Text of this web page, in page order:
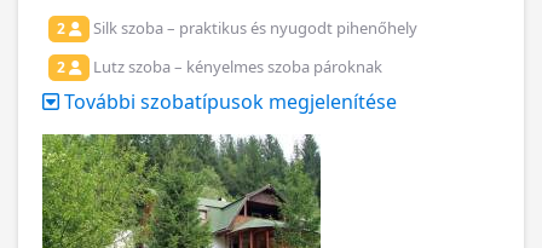
2 Silk szoba – praktikus és nyugodt pihenőhely
2 Lutz szoba – kényelmes szoba pároknak
További szobatípusok megjelenítése